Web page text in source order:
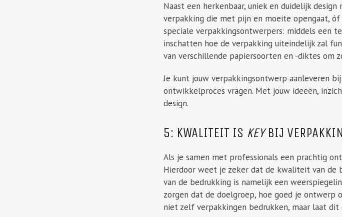
Naast een herkenbaar, uniek en duidelijk
verpakking die met pijn en moeite opengaat,
speciale verpakkingsontwerpers: middels een
inschatten hoe de verpakking uiteindelijk zal
van verschillende papiersoorten en -diktes om
Je kunt jouw verpakkingsontwerp aanleveren
ontwikkelproces vragen. Met jouw ideeën,
design.
5: KWALITEIT IS KEYBIJ
Als je samen met professionals een prachtig
Hierdoor weet je zeker dat de kwaliteit van
van de bedrukking is namelijk een
zorgen dat de doelgroep, hoe goed je ontwerp
niet zelf verpakkingen bedrukken, maar laat